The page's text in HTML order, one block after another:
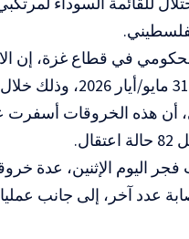
في قطاع غزة، إن
اليوم الإثنين، عدة
عدد آخر، إلى جانب